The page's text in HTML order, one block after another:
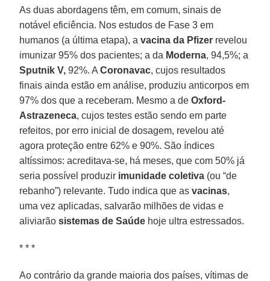
As duas abordagens têm, em comum, sinais de
notável eficiência. Nos estudos de Fase 3 em
humanos (a última etapa), avacina da Pfizer revelou
imunizar 95% dos pacientes; a da Moderna, 94,5%; a
Sputnik V, 92%. ACoronavac, cujos resultados
finais ainda estão em análise, produziu anticorpos em
97% dos que a receberam. Mesmo a deOxford-
Astrazeneca, cujos testes estão sendo em parte
refeitos, por erro inicial de dosagem, revelou até
agora proteção entre 62% e 90%. São índices
altíssimos: acreditava-se, há meses, que com 50% já
seria possível produzir imunidade coletiva (ou “de
rebanho”) relevante. Tudo indica que asvacinas,
uma vez aplicadas, salvarão milhões de vidas e
aliviarãosistemas de Saúde hoje ultra estressados.
* * *
Ao contrário da grande maioria dos países, vítimas de